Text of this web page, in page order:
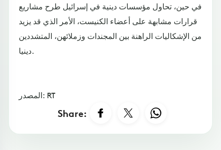
في حين، تحاول مؤسسات دينية في إسرائيل طرح مشاريع
قرارات مشابهة على أعضاء الكنيست، الأمر الذي قد يزيد
من الإشكاليات الراهنة بين المجندات وزملائهن، المتشددين
دينيا.
المصدر: RT
Share: